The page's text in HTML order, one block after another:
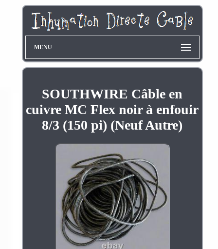
MENU
SOUTHWIRE Câble en
cuivre MC Flex noir à enfouir
8/3 (150 pi) (Neuf Autre)